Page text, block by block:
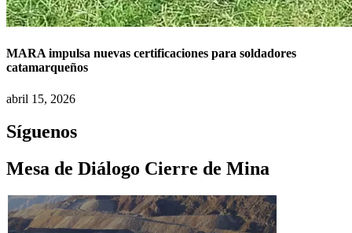
MARA impulsa nuevas certificaciones para soldadores
catamarqueños
abril 15, 2026
Síguenos
Mesa de Diálogo Cierre de Mina